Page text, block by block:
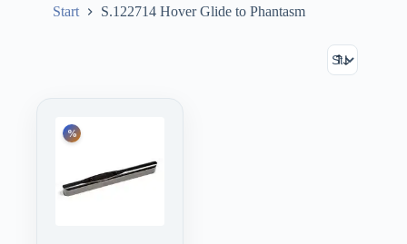
Start S.122714 Hover Glide to Phantasm